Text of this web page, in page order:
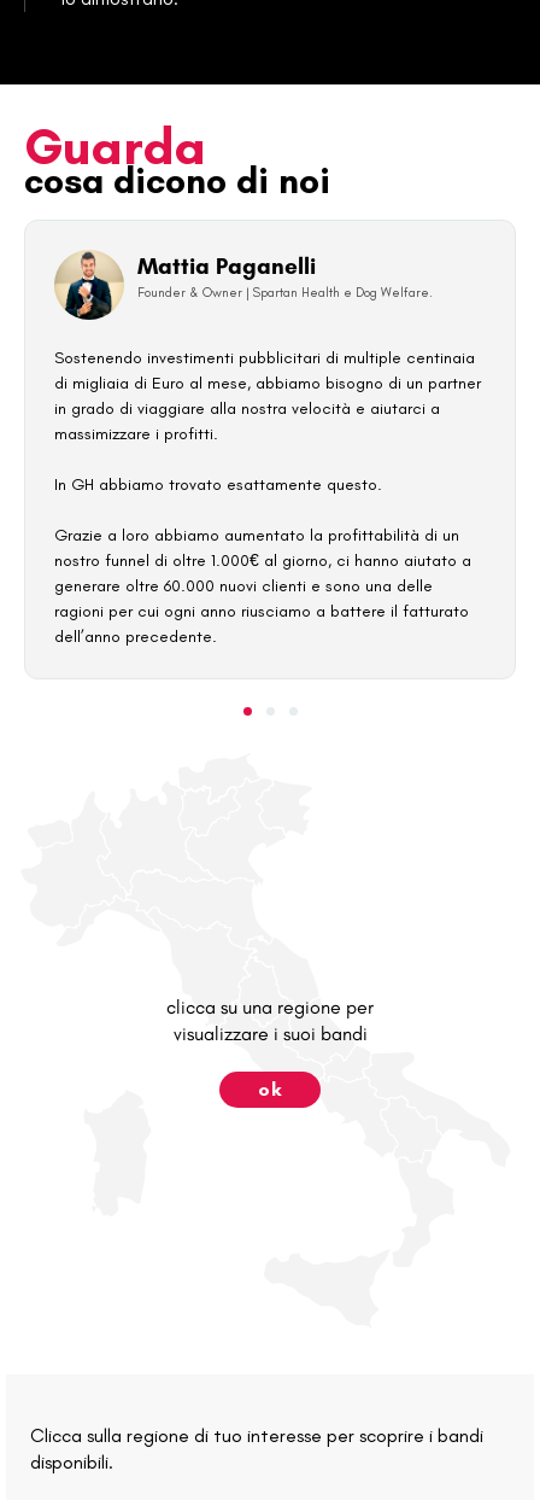
Guarda
cosa dicono di noi
Mattia Paganelli
Founder & Owner | Spartan Health e Dog Welfare.
Sostenendo investimenti pubblicitari di multiple centinaia
di migliaia di Euro al mese, abbiamo bisogno di un partner
in grado di viaggiare alla nostra velocità e aiutarci a
massimizzare i profitti.
In GH abbiamo trovato esattamente questo.
Grazie a loro abbiamo aumentato la profittabilità di un
nostro funnel di oltre 1.000€ al giorno, ci hanno aiutato a
generare oltre 60.000 nuovi clienti e sono una delle
ragioni per cui ogni anno riusciamo a battere il fatturato
dell’anno precedente.
Clicca sulla regione di tuo interesse per scoprire i bandi
disponibili.
clicca su una regione per
visualizzare i suoi bandi
ok